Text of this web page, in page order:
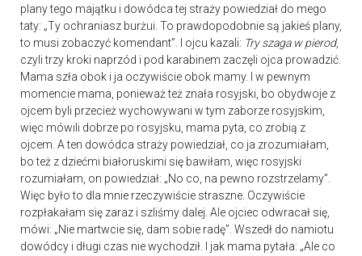
plany tego majątku i dowódca tej straży powiedział do mego
taty: „Ty ochraniasz burżui. To prawdopodobnie są jakieś plany,
to musi zobaczyć komendant”. I ojcu kazali: Try szaga w pierod,
czyli trzy kroki naprzód i pod karabinem zaczęli ojca prowadzić.
Mama szła obok i ja oczywiście obok mamy. I w pewnym
momencie mama, ponieważ też znała rosyjski, bo obydwoje z
ojcem byli przecież wychowywani w tym zaborze rosyjskim,
więc mówili dobrze po rosyjsku, mama pyta, co zrobią z
ojcem. A ten dowódca straży powiedział, co ja zrozumiałam,
bo też z dziećmi białoruskimi się bawiłam, więc rosyjski
rozumiałam, on powiedział: „No co, na pewno rozstrzelamy”.
Więc było to dla mnie rzeczywiście straszne. Oczywiście
rozpłakałam się zaraz i szliśmy dalej. Ale ojciec odwracał się,
mówi: „Nie martwcie się, dam sobie radę”. Wszedł do namiotu
dowódcy i długi czas nie wychodził. I jak mama pytała: „Ale co